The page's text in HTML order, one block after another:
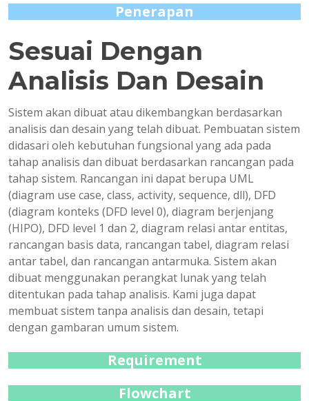
Penerapan
Sesuai Dengan
Analisis Dan Desain
Sistem akan dibuat atau dikembangkan berdasarkan
analisis dan desain yang telah dibuat. Pembuatan sistem
didasari oleh kebutuhan fungsional yang ada pada
tahap analisis dan dibuat berdasarkan rancangan pada
tahap sistem. Rancangan ini dapat berupa UML
(diagram use case, class, activity, sequence, dll), DFD
(diagram konteks (DFD level 0), diagram berjenjang
(HIPO), DFD level 1 dan 2, diagram relasi antar entitas,
rancangan basis data, rancangan tabel, diagram relasi
antar tabel, dan rancangan antarmuka. Sistem akan
dibuat menggunakan perangkat lunak yang telah
ditentukan pada tahap analisis. Kami juga dapat
membuat sistem tanpa analisis dan desain, tetapi
dengan gambaran umum sistem.
Requirement
Flowchart